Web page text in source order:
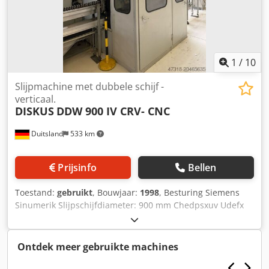
1 / 10
Duitsland 533 km
Slijpmachine met dubbele schijf -
verticaal.
DISKUS DDW 900 IV CRV- CNC
Prijsinfo Bellen
Toestand: gebruikt, Bouwjaar: 1998, Besturing Siemens
Sinumerik Slijpschijfdiameter: 900 mm Chedpsxuv Udefx
Aa Uoa Slijpschijfbreedte: 20-80 mm Naar onze inschatting
verkeert de machine in een goede gebruikte staat. Er zijn 2
machines beschikbaar. Accessoires, afgebeelde
gereedschappen en opspangereedschappen maken alleen
Ontdek meer gebruikte machines